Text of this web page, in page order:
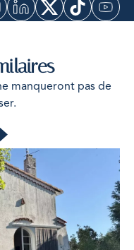
manqueront pas de